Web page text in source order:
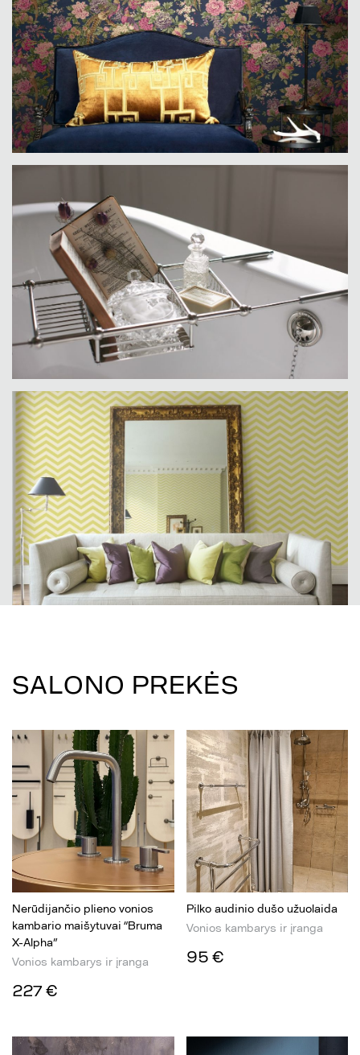
SALONO PREKĖS
Nerūdijančio plieno vonios
kambario maišytuvai “Bruma
X-Alpha”
Vonios kambarys ir įranga
227 €
Pilko audinio dušo užuolaida
Vonios kambarys ir įranga
95 €